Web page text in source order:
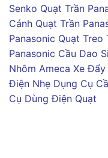
Senko Quạt Trần
Cánh Quạt Trần
Panasonic Quạt Treo
Panasonic Cầu Dao
Nhôm Ameca Xe Đẩy
Điện Nhẹ Dụng Cụ
Cụ Dùng Điện Quạt